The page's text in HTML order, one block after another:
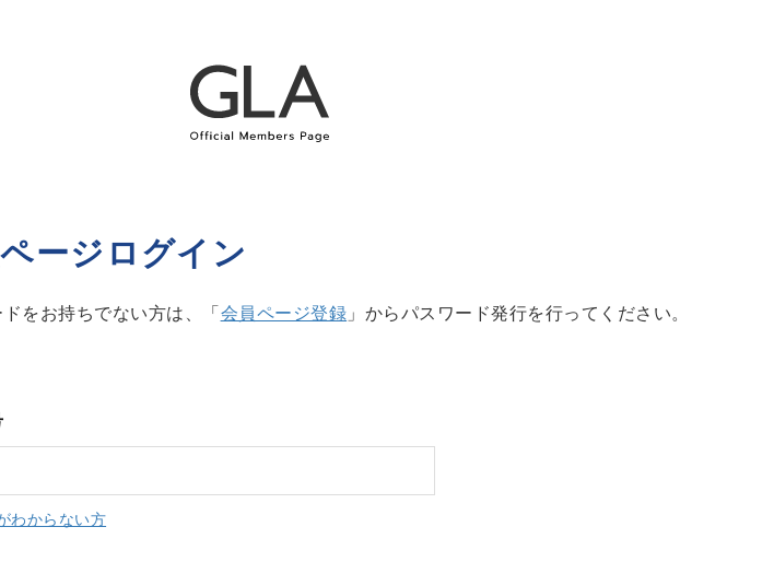
ージログイン
をお持ちでない方は、「 会員ページ登録 」からパスワード発行を行ってください。
わからない方